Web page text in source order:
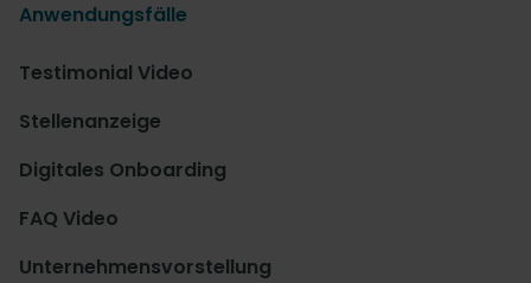
Anwendungsfälle
Testimonial Video
Stellenanzeige
Digitales Onboarding
FAQ Video
Unternehmensvorstellung